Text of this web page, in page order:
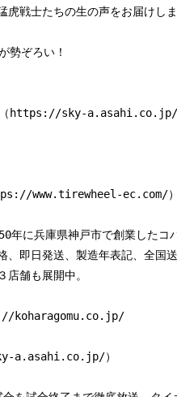
勢ぞろい！
https://sky-a.asahi.co.jp/
www.tirewheel-ec.com/
年に兵庫県神戸市で創業した
、即日発送、製造年表記、全国
舗も展開中。
koharagomu.co.jp/
a.asahi.co.jp/）